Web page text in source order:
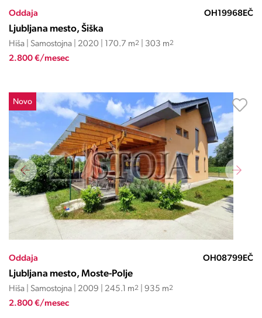
Oddaja OH19968EČ
Ljubljana mesto, Šiška
Hiša | Samostojna | 2020 | 170.7 m2 | 303 m2
2.800 €/mesec
Novo
Oddaja OH08799EČ
Ljubljana mesto, Moste-Polje
Hiša | Samostojna | 2009 | 245.1 m2 | 935 m2
2.800 €/mesec